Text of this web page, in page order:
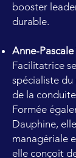
booster
durable.
Anne-
Facilitatrice
spécialiste
de la
Formée
Dauphine,
managériale
elle conçoit